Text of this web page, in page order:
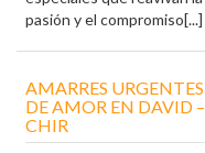
pasión y el compromiso[...]
AMARRES URGENTES
DE AMOR EN DAVID –
CHIR